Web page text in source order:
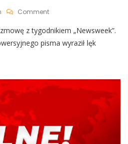
CommentOn
Stuhr
Szokuje:
Kiedyś
Ktoś
z tygodnikiem „Newsweek”.
pisma wyraził lęk